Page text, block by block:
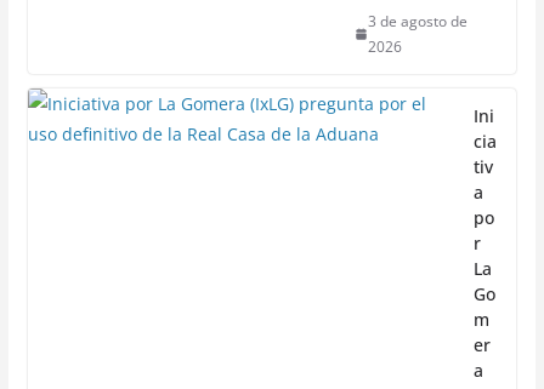
3 de agosto de
2026
Ini
cia
tiv
a
po
r
La
Go
m
er
a